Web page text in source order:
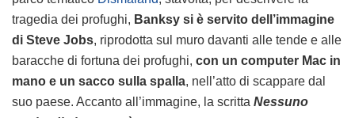
tragedia dei profughi, Banksy si è servito dell’immagine
di Steve Jobs, riprodotta sul muro davanti alle tende e alle
baracche di fortuna dei profughi, con un computer Mac in
mano e un sacco sulla spalla, nell’atto di scappare dal
suo paese. Accanto all’immagine, la scritta Nessuno